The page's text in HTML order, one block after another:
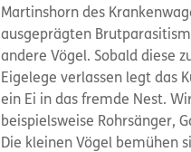
Martinshorn des
ausgeprägten
andere Vögel. Sobald diese
Eigelege verlassen legt das
ein Ei in das fremde Nest.
beispielsweise Rohrsänger,
Die kleinen Vögel bemühen